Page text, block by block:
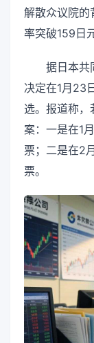
解散众议院的
率突破159日
据日本共
决定在1月23
选。报道称，
案：一是在1
票；二是在2
票。